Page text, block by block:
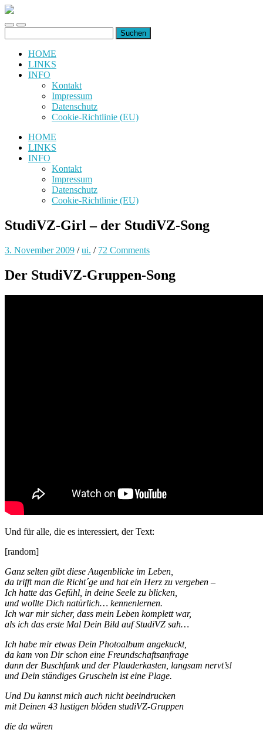
uiuiuiuiuiuiui.de
Toggle
mobile
Toggle
search
nach:
HOME
LINKS
INFO
Kontakt
Impressum
Datenschutz
Cookie-Richtlinie (EU)
HOME
LINKS
INFO
Kontakt
Impressum
Datenschutz
Cookie-Richtlinie (EU)
StudiVZ-Girl – der StudiVZ-Song
3. November 2009 /ui. / 72 Comments
Der StudiVZ-Gruppen-Song
Und für alle, die es interessiert, der Text:
[random]
Ganz selten gibt diese Augenblicke im Leben,
da trifft man die Richt´ge und hat ein Herz zu vergeben –
Ich hatte das Gefühl, in deine Seele zu blicken,
und wollte Dich natürlich… kennenlernen.
Ich war mir sicher, dass mein Leben komplett war,
als ich das erste Mal Dein Bild auf StudiVZ sah…
Ich habe mir etwas Dein Photoalbum angekuckt,
da kam von Dir schon eine Freundschaftsanfrage
dann der Buschfunk und der Plauderkasten, langsam nervt’s!
und Dein ständiges Gruscheln ist eine Plage.
Und Du kannst mich auch nicht beeindrucken
mit Deinen 43 lustigen blöden studiVZ-Gruppen
die da wären